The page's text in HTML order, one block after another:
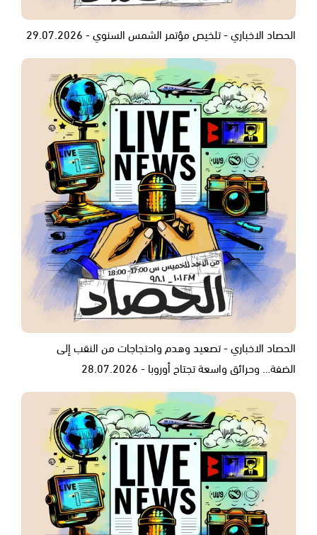
الحصاد الاخباري - تلخيص مؤتمر الشمس السنوي - 29.07.2026
الحصاد الاخباري - تصعيد وهدم واحتجاجات من النقب إلى
الضفة… وحرائق واسعة تجتاح أوروبا - 28.07.2026